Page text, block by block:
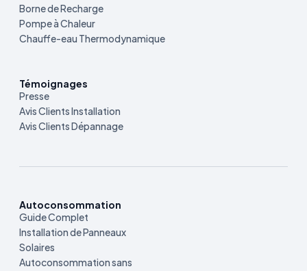
Borne de Recharge
Pompe à Chaleur
Chauffe-eau Thermodynamique
Témoignages
Presse
Avis Clients Installation
Avis Clients Dépannage
Autoconsommation
Guide Complet
Installation de Panneaux
Solaires
Autoconsommation sans